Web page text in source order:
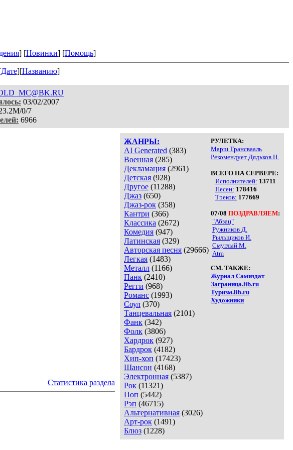
] [Новинки] [Помощь]
Дате][Названию]
03/02/2007
0/7
6966
ЖАНРЫ:
AI Generated (383)
Военная (285)
Декламация (2961)
Детская (928)
Другое (11288)
Джаз (650)
Джаз-рок (358)
Кантри (366)
Классика (2672)
Комедия (947)
Латинская (329)
Авторская песня (29666)
Легкая (1483)
Металл (1166)
Панк (2410)
Регги (968)
Романс (1993)
Соул (370)
Танцевальная (2101)
Фанк (342)
Фолк (3806)
Хардрок (927)
Бардрок (4182)
Хип-хоп (17423)
Шансон (4168)
Электронная (5387)
Рок (11321)
Поп (5442)
Рэп (46715)
Альтернативная (3026)
Арт-рок (1491)
Блюз (1228)
РУЛЕТКА:
Марш Трансвааль
Рекомендует Дядьков Н.
ВСЕГО НА СЕРВЕРЕ:
Исполнителей: 13711
Песен: 178416
Треков: 177669
07/08 ПОЗДРАВЛЯЕМ:
"Абзац"
Ружников Д.
Рыльщиков И.
Смуглый М.
Atm
СМ. ТАКЖЕ:
Журнал Самиздат
Заграница.lib.ru
Туризм.lib.ru
Художники
Статистика раздела